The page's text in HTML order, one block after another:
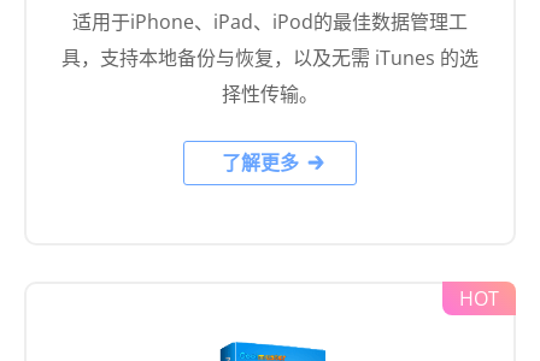
适用于iPhone、iPad、iPod的最佳数据管理工
具，支持本地备份与恢复，以及无需 iTunes 的选
择性传输。
了解更多